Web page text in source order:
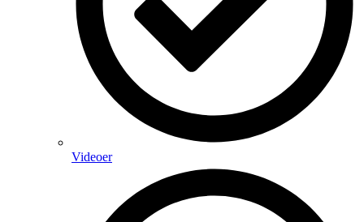
Videoer